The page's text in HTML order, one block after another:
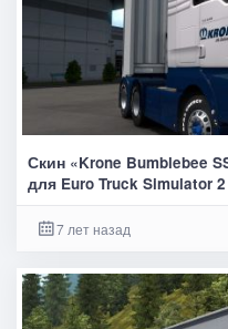
Скин «Krone Bumblebee
для Euro Truck Simulator 2
7 лет назад